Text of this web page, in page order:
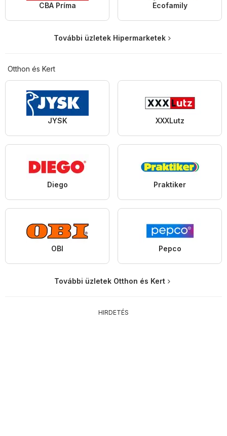
CBA Príma Ecofamily
További üzletek Hipermarketek
Otthon és Kert
JYSK XXXLutz
Diego Praktiker
OBI Pepco
További üzletek Otthon és Kert
HIRDETÉS